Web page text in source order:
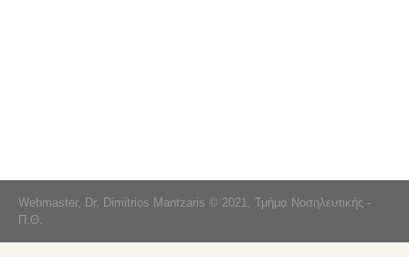
Webmaster, Dr. Dimitrios Mantzaris © 2021, Τμήμα Νοσηλευτικής -
Π.Θ.